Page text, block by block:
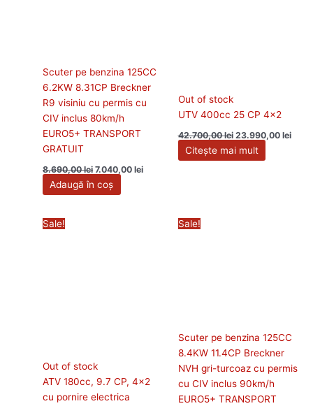
Scuter pe benzina 125CC
6.2KW 8.31CP Breckner
R9 visiniu cu permis cu
CIV inclus 80km/h
EURO5+ TRANSPORT
GRATUIT
8.690,00lei 7.040,00lei
Adaugă în coș
Out of stock
UTV 400cc 25 CP 4×2
42.700,00lei 23.990,00 lei
Citește mai mult
Sale!
Out of stock
ATV 180cc, 9.7 CP, 4×2
cu pornire electrica
Prețul
curent
Sale!
Scuter pe benzina 125CC
8.4KW 11.4CP Breckner
NVH gri-turcoaz cu permis
cu CIV inclus 90km/h
EURO5+ TRANSPORT